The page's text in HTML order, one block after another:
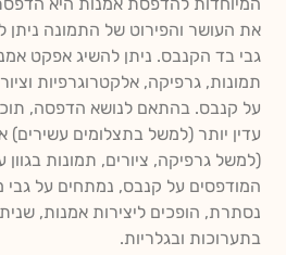
את העושר והפירוט של התמונה ניתן
גבי בד הקנבס. ניתן להשיג אפקט
תמונות, גרפיקה, אלקטרוגרפיות
על קנבס. בהתאם לנושא הדפסה,
עדין יותר (למשל בתצלומים עשירים)
(למשל גרפיקה, ציורים, תמונות בגוון
המודפסים על קנבס, נמתחים על גבי
נסתרת, הופכים ליצירות אמנות,
בתערוכות ובגלריות.